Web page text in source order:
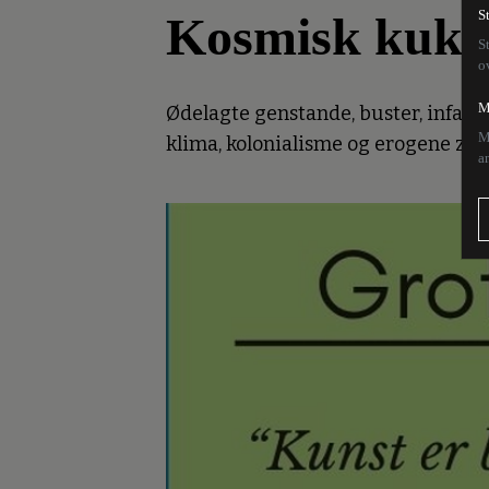
Kosmisk
Ødelagte genstande, buster,
klima, kolonialisme og erogene